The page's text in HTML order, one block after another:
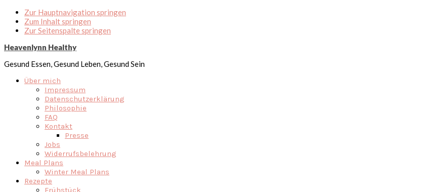
Zur Hauptnavigation springen
Zum Inhalt springen
Zur Seitenspalte springen
Heavenlynn Healthy
Gesund Essen, Gesund Leben, Gesund Sein
Über mich
Impressum
Datenschutzerklärung
Philosophie
FAQ
Kontakt
Presse
Jobs
Widerrufsbelehrung
Meal Plans
Winter Meal Plans
Rezepte
Frühstück